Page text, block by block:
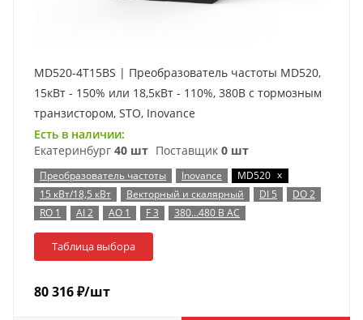
MD520-4T15BS | Преобразователь частоты MD520,
15кВт - 150% или 18,5кВт - 110%, 380В с тормозным
транзистором, STO, Inovance
Есть в наличии:
Екатеринбург 40 шт Поставщик 0 шт
Преобразователь частоты Inovance MD520 x
15 кВт/18,5 кВт
Векторный и скалярный DI 5
DO 2
RO 1
AI 2 AO 1 F 3 380…480 В AC
Таблица выбора
80 316₽/шт